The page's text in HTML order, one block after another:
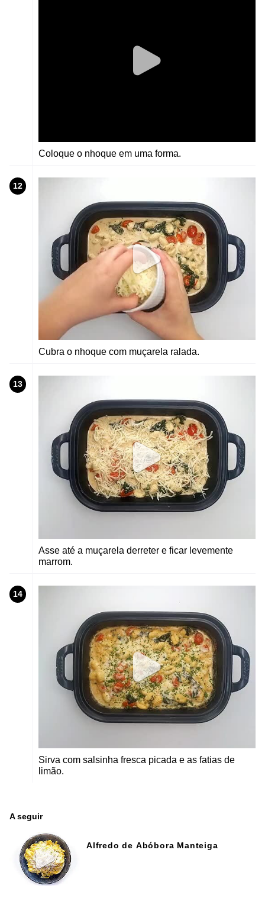
Coloque o nhoque em uma forma.
12
Cubra o nhoque com muçarela ralada.
13
Asse até a muçarela derreter e ficar levemente
marrom.
14
Sirva com salsinha fresca picada e as fatias de
limão.
A seguir
Alfredo de Abóbora Manteiga